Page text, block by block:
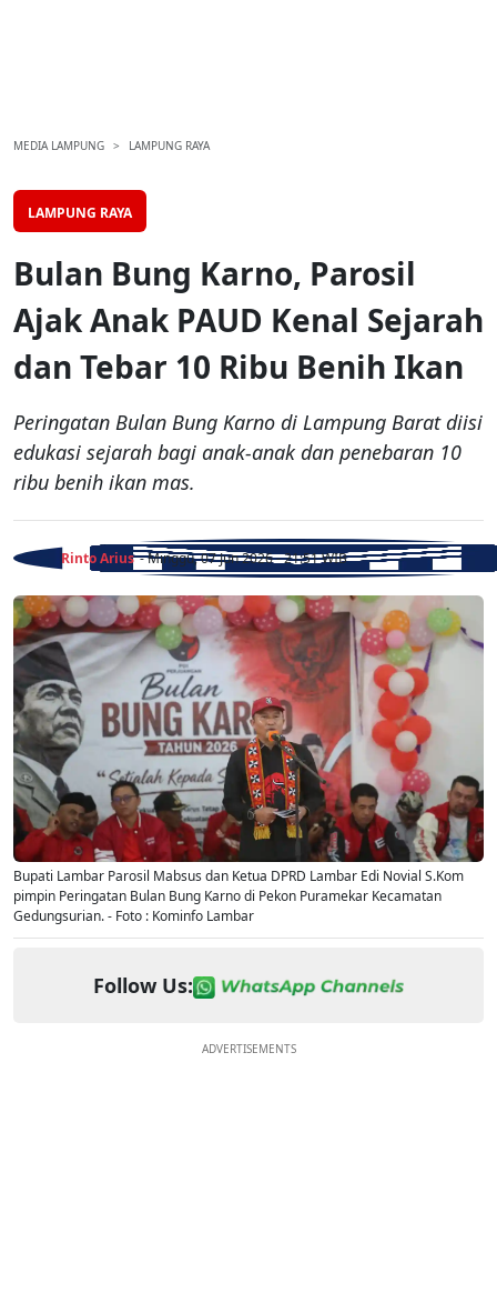
MEDIA LAMPUNG LAMPUNG RAYA
LAMPUNG RAYA
Bulan Bung Karno, Parosil
Ajak Anak PAUD Kenal Sejarah
dan Tebar 10 Ribu Benih Ikan
Peringatan Bulan Bung Karno di Lampung Barat diisi
edukasi sejarah bagi anak-anak dan penebaran 10
ribu benih ikan mas.
Rinto Arius - Minggu, 07 Jun 2026 - 21:51 WIB
Bupati Lambar Parosil Mabsus dan Ketua DPRD Lambar Edi Novial S.Kom
pimpin Peringatan Bulan Bung Karno di Pekon Puramekar Kecamatan
Gedungsurian. - Foto : Kominfo Lambar
Follow Us:
ADVERTISEMENTS